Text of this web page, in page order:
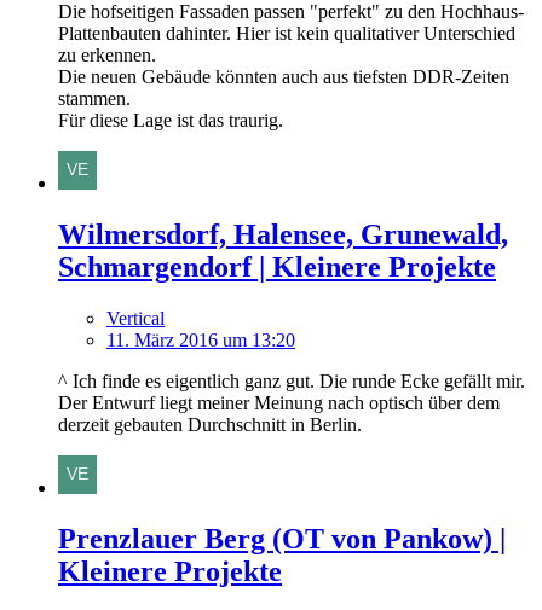
Die hofseitigen Fassaden passen "perfekt" zu den Hochhaus-
Plattenbauten dahinter. Hier ist kein qualitativer Unterschied
zu erkennen.
Die neuen Gebäude könnten auch aus tiefsten DDR-Zeiten
stammen.
Für diese Lage ist das traurig.
Wilmersdorf, Halensee, Grunewald,
Schmargendorf | Kleinere Projekte
Vertical
11. März 2016 um 13:20
^ Ich finde es eigentlich ganz gut. Die runde Ecke gefällt mir.
Der Entwurf liegt meiner Meinung nach optisch über dem
derzeit gebauten Durchschnitt in Berlin.
Prenzlauer Berg (OT von Pankow) |
Kleinere Projekte